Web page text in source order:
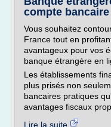
compte bancaire
Vous souhaitez
France tout en
avantageux pour vos
banque étrangère en
Les établissements
plus prisés non
bancaires pratiques
avantages fiscaux
Lire la suite